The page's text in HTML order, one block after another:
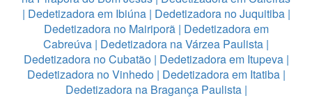
| Dedetizadora em Ibiúna| Dedetizadora no Juquitiba|
Dedetizadora no Mairiporã| Dedetizadora em
Cabreúva | Dedetizadora na Várzea Paulista |
Dedetizadora no Cubatão| Dedetizadora em Itupeva|
Dedetizadora no Vinhedo| Dedetizadora em Itatiba|
Dedetizadora na Bragança Paulista|